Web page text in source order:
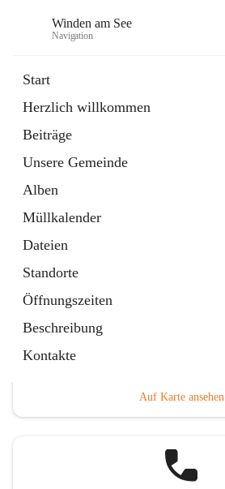
Winden am See
Navigation
Start
Herzlich willkommen
Beiträge
Unsere Gemeinde
Alben
Müllkalender
Dateien
Standorte
Öffnungszeiten
Beschreibung
Kontakte
Externe Webseite
in
Tab
Bebauungsplan
öffnet
in
neuem
Tab
Auf Karte ansehen